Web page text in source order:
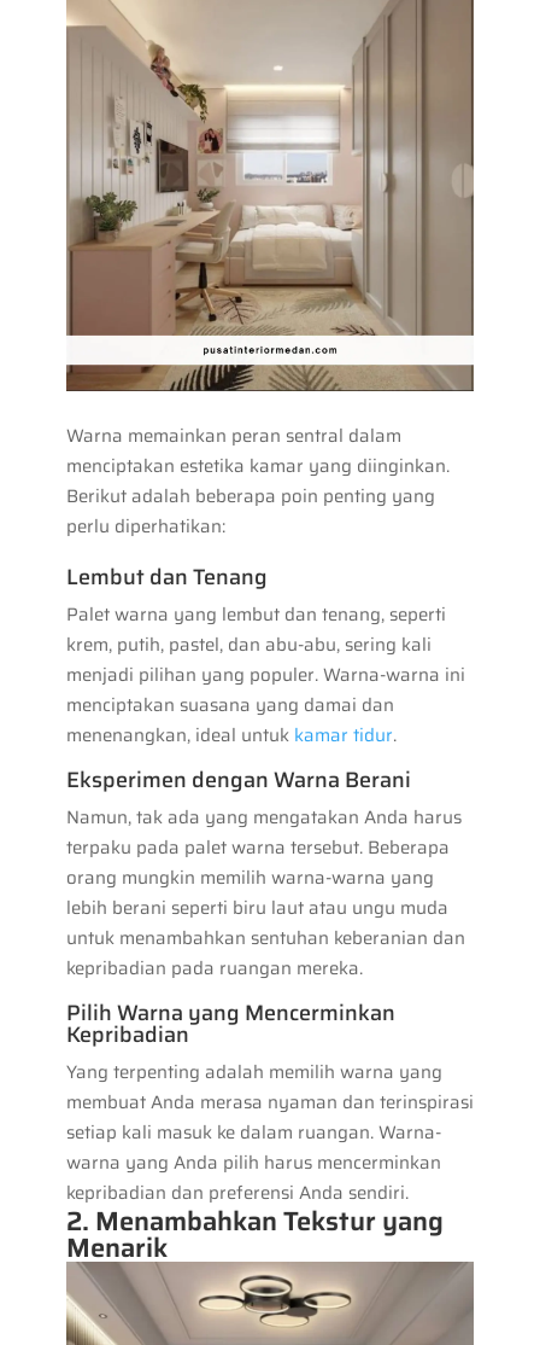
Warna memainkan peran sentral dalam
menciptakan estetika kamar yang diinginkan.
Berikut adalah beberapa poin penting yang
perlu diperhatikan:
Lembut dan Tenang
Palet warna yang lembut dan tenang, seperti
krem, putih, pastel, dan abu-abu, sering kali
menjadi pilihan yang populer. Warna-warna ini
menciptakan suasana yang damai dan
menenangkan, ideal untukkamar tidur.
Eksperimen dengan Warna Berani
Namun, tak ada yang mengatakan Anda harus
terpaku pada palet warna tersebut. Beberapa
orang mungkin memilih warna-warna yang
lebih berani seperti biru laut atau ungu muda
untuk menambahkan sentuhan keberanian dan
kepribadian pada ruangan mereka.
Pilih Warna yang Mencerminkan
Kepribadian
Yang terpenting adalah memilih warna yang
membuat Anda merasa nyaman dan terinspirasi
setiap kali masuk ke dalam ruangan. Warna-
warna yang Anda pilih harus mencerminkan
kepribadian dan preferensi Anda sendiri.
2. Menambahkan Tekstur yang
Menarik